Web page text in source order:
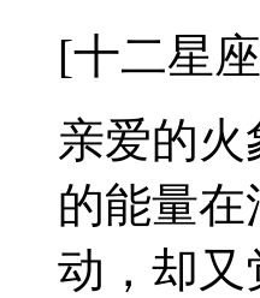
[十二星
亲爱的
的能量
动，却又